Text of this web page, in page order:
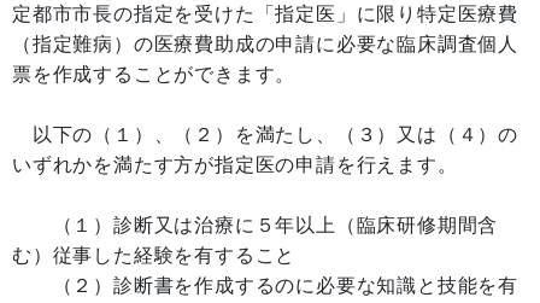
定都市市長の指定を受けた「指定医」に限り特定医療費
（指定難病）の医療費助成の申請に必要な臨床調査個人
票を作成することができます。
以下の（１）、（２）を満たし、（３）又は（４）の
いずれかを満たす方が指定医の申請を行えます。
（１）診断又は治療に５年以上（臨床研修期間含
む）従事した経験を有すること
（２）診断書を作成するのに必要な知識と技能を有